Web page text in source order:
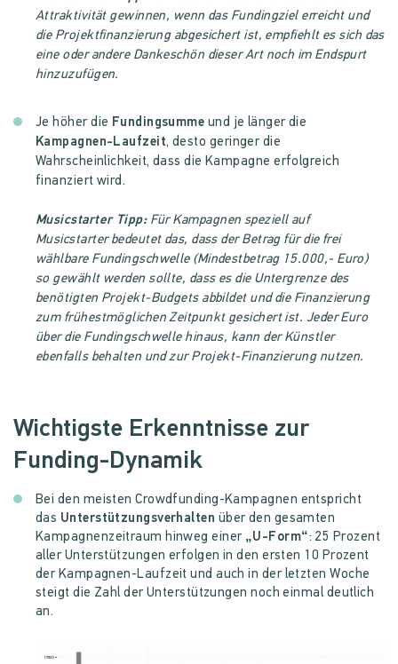
Attraktivität gewinnen, wenn das Fundingziel erreicht und
die Projektfinanzierung abgesichert ist, empfiehlt es sich das
eine oder andere Dankeschön dieser Art noch im Endspurt
hinzuzufügen.
Je höher die Fundingsumme und je länger die
Kampagnen-Laufzeit, desto geringer die
Wahrscheinlichkeit, dass die Kampagne erfolgreich
finanziert wird.
Musicstarter Tipp:Für Kampagnen speziell auf
Musicstarter bedeutet das, dass der Betrag für die frei
wählbare Fundingschwelle (Mindestbetrag 15.000,- Euro)
so gewählt werden sollte, dass es die Untergrenze des
benötigten Projekt-Budgets abbildet und die Finanzierung
zum frühestmöglichen Zeitpunkt gesichert ist. Jeder Euro
über die Fundingschwelle hinaus, kann der Künstler
ebenfalls behalten und zur Projekt-Finanzierung nutzen.
Wichtigste Erkenntnisse zur
Funding-Dynamik
Bei den meisten Crowdfunding-Kampagnen entspricht
das Unterstützungsverhalten über den gesamten
Kampagnenzeitraum hinweg einer „U-Form“: 25 Prozent
aller Unterstützungen erfolgen in den ersten 10 Prozent
der Kampagnen-Laufzeit und auch in der letzten Woche
steigt die Zahl der Unterstützungen noch einmal deutlich
an.